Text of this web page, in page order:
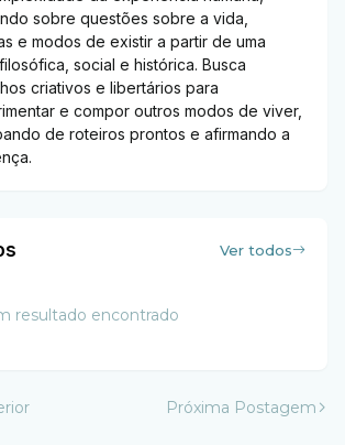
sobre questões sobre a vida,
e modos de existir a partir de uma
social e histórica. Busca
criativos e libertários para
e compor outros modos de viver,
de roteiros prontos e afirmando a
Ver todos
resultado encontrado
Próxima Postagem